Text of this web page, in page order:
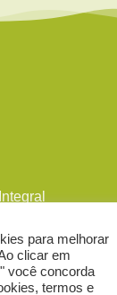
para melhorar
clicar em
você concorda
termos e